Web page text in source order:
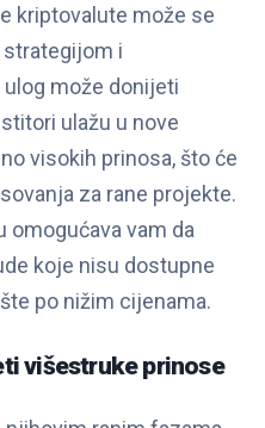
kriptovalute može se
strategijom i
može donijeti
ulažu u nove
visokih prinosa, što će
za rane projekte.
omogućava vam da
koje nisu dostupne
po nižim cijenama.
višestruke prinose